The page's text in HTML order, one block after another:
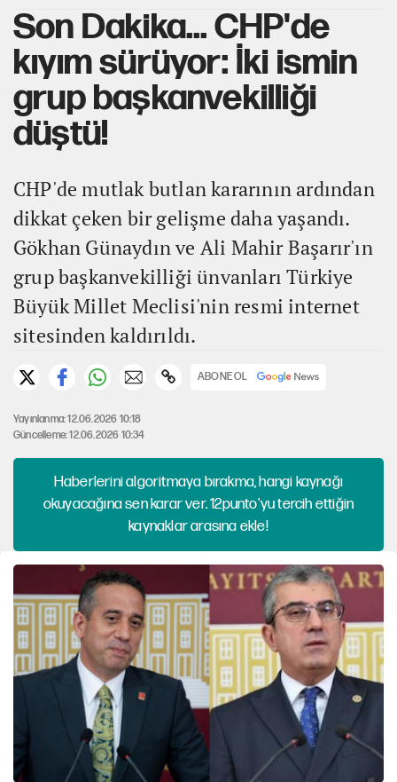
Son Dakika... CHP'de
kıyım sürüyor: İki ismin
grup başkanvekilliği
düştü!
CHP'de mutlak butlan kararının ardından
dikkat çeken bir gelişme daha yaşandı.
Gökhan Günaydın ve Ali Mahir Başarır'ın
grup başkanvekilliği ünvanları Türkiye
Büyük Millet Meclisi'nin resmi internet
sitesinden kaldırıldı.
ABONE OL
Yayınlanma: 12.06.2026 10:18
Güncelleme: 12.06.2026 10:34
Haberlerini algoritmaya bırakma, hangi kaynağı
okuyacağına sen karar ver. 12punto'yu tercih ettiğin
kaynaklar arasına ekle!